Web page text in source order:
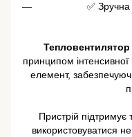
✅
принципом інтенсивної
елемент,
Пристрій
використовуватися